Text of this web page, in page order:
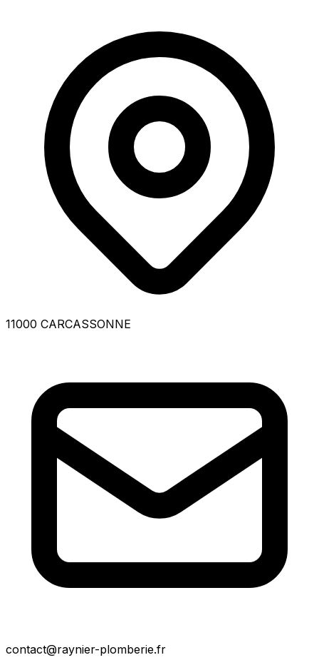
11000 CARCASSONNE
contact@raynier-plomberie.fr